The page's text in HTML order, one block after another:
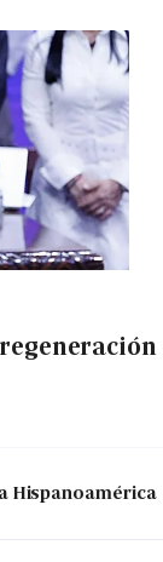
Hispanoamérica